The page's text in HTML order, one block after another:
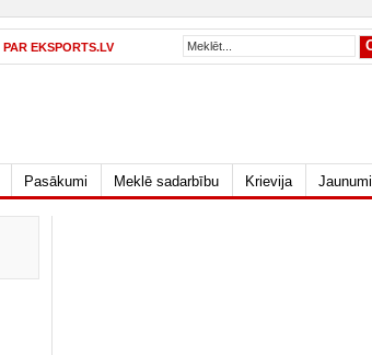
PAR EKSPORTS.LV
Pasākumi Meklē sadarbību Krievija Jaunumi